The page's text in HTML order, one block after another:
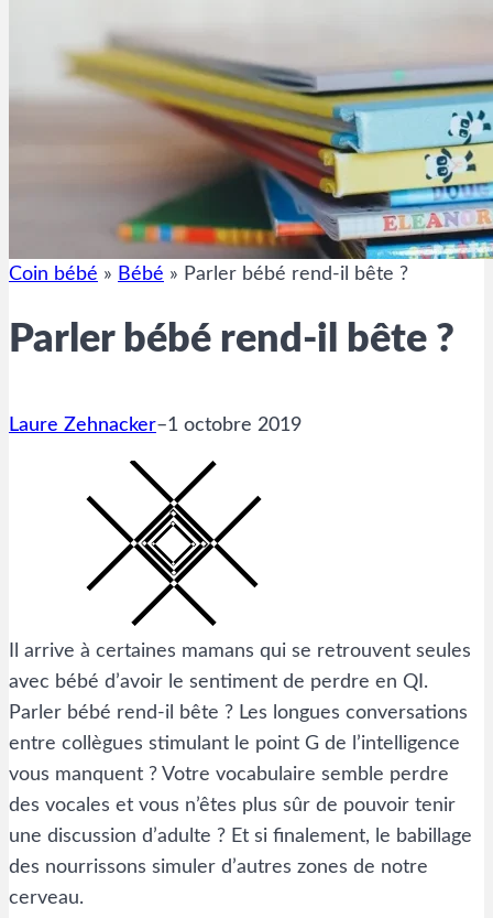
Coin bébé » Bébé » Parler bébé rend-il bête ?
Parler bébé rend-il bête ?
Laure Zehnacker–1 octobre 2019
Il arrive à certaines mamans qui se retrouvent seules
avec bébé d’avoir le sentiment de perdre en QI.
Parler bébé rend-il bête ? Les longues conversations
entre collègues stimulant le point G de l’intelligence
vous manquent ? Votre vocabulaire semble perdre
des vocales et vous n’êtes plus sûr de pouvoir tenir
une discussion d’adulte ? Et si finalement, le babillage
des nourrissons simuler d’autres zones de notre
cerveau.